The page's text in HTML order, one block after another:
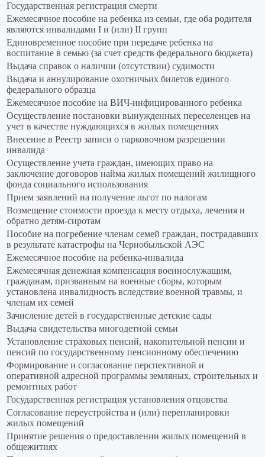
Государственная регистрация смерти
Ежемесячное пособие на ребенка из семьи, где оба родителя
являются инвалидами I и (или) II групп
Единовременное пособие при передаче ребенка на
воспитание в семью (за счет средств федерального бюджета)
Выдача справок о наличии (отсутствии) судимости
Выдача и аннулирование охотничьих билетов единого
федерального образца
Ежемесячное пособие на ВИЧ-инфицированного ребенка
Осуществление постановки вынужденных переселенцев на
учет в качестве нуждающихся в жилых помещениях
Внесение в Реестр записи о парковочном разрешении
инвалида
Осуществление учета граждан, имеющих право на
заключение договоров найма жилых помещений жилищного
фонда социального использования
Прием заявлений на получение льгот по налогам
Возмещение стоимости проезда к месту отдыха, лечения и
обратно детям-сиротам
Пособие на погребение членам семей граждан, пострадавших
в результате катастрофы на Чернобыльской АЭС
Ежемесячное пособие на ребенка-инвалида
Ежемесячная денежная компенсация военнослужащим,
гражданам, призванным на военные сборы, которым
установлена инвалидность вследствие военной травмы, и
членам их семей
Зачисление детей в государственные детские сады
Выдача свидетельства многодетной семьи
Установление страховых пенсий, накопительной пенсии и
пенсий по государственному пенсионному обеспечению
Формирование и согласование перспективной и
оперативной адресной программы земляных, строительных и
ремонтных работ
Государственная регистрация установления отцовства
Согласование переустройства и (или) перепланировки
жилых помещений
Принятие решения о предоставлении жилых помещений в
общежитиях